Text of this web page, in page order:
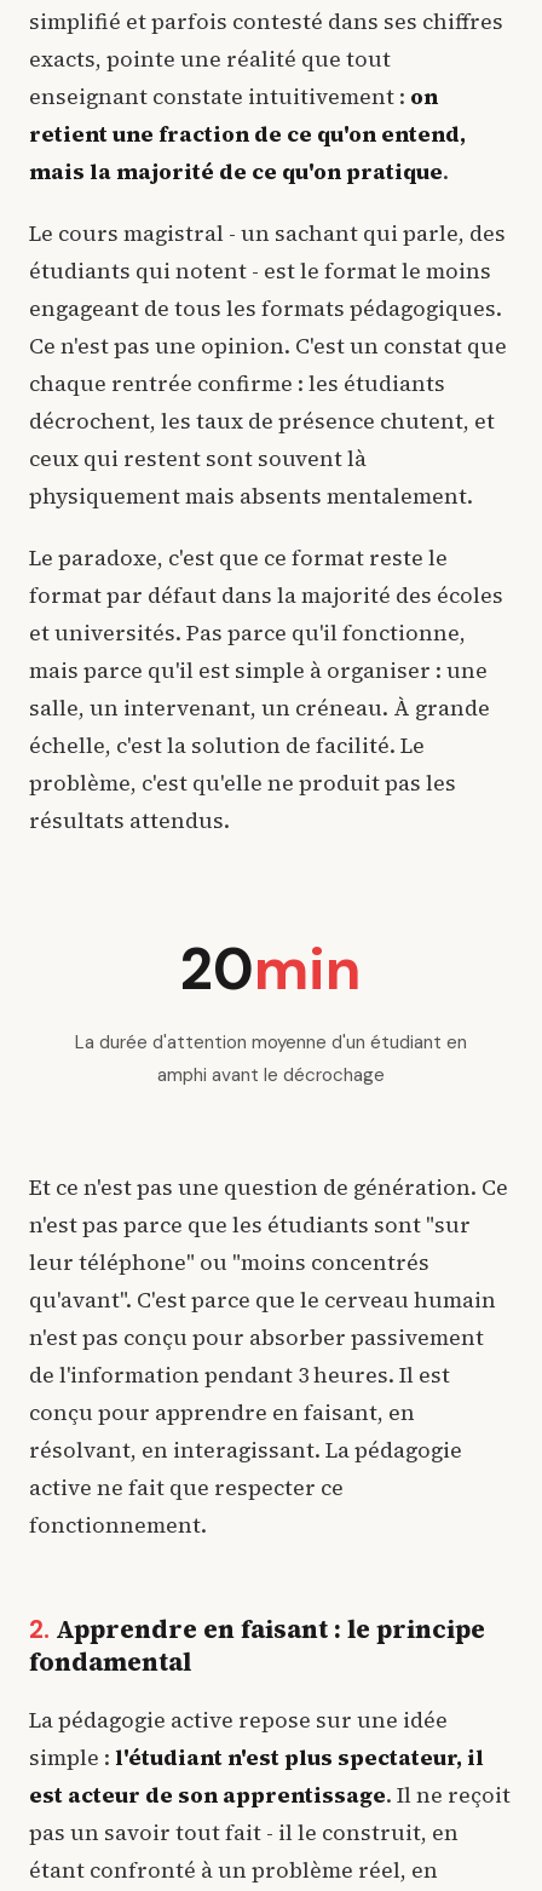
simplifié et parfois contesté dans ses chiffres
exacts, pointe une réalité que tout
enseignant constate intuitivement : on
retient une fraction de ce qu'on entend,
mais la majorité de ce qu'on pratique.
Le cours magistral - un sachant qui parle, des
étudiants qui notent - est le format le moins
engageant de tous les formats pédagogiques.
Ce n'est pas une opinion. C'est un constat que
chaque rentrée confirme : les étudiants
décrochent, les taux de présence chutent, et
ceux qui restent sont souvent là
physiquement mais absents mentalement.
Le paradoxe, c'est que ce format reste le
format par défaut dans la majorité des écoles
et universités. Pas parce qu'il fonctionne,
mais parce qu'il est simple à organiser : une
salle, un intervenant, un créneau. À grande
échelle, c'est la solution de facilité. Le
problème, c'est qu'elle ne produit pas les
résultats attendus.
20min
La durée d'attention moyenne d'un étudiant en
amphi avant le décrochage
Et ce n'est pas une question de génération. Ce
n'est pas parce que les étudiants sont "sur
leur téléphone" ou "moins concentrés
qu'avant". C'est parce que le cerveau humain
n'est pas conçu pour absorber passivement
de l'information pendant 3 heures. Il est
conçu pour apprendre en faisant, en
résolvant, en interagissant. La pédagogie
active ne fait que respecter ce
fonctionnement.
2. Apprendre en faisant : le principe
fondamental
La pédagogie active repose sur une idée
simple : l'étudiant n'est plus spectateur, il
est acteur de son apprentissage. Il ne reçoit
pas un savoir tout fait - il le construit, en
étant confronté à un problème réel, en